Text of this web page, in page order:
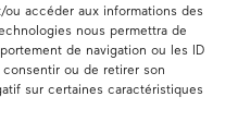
accéder aux informations des
nous permettra de
de navigation ou les ID
ou de retirer son
sur certaines caractéristiques